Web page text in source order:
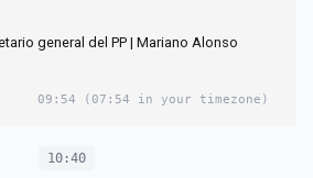
general del PP | Mariano Alonso
09:54 (07:54 in your timezone)
10:40